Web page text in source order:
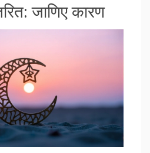
जाणिए कारण